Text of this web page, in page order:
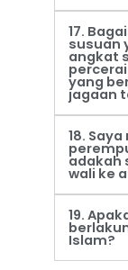
17.
susuan
angkat
yang
jagaan
18.
adakah
wali ke
19.
Islam?